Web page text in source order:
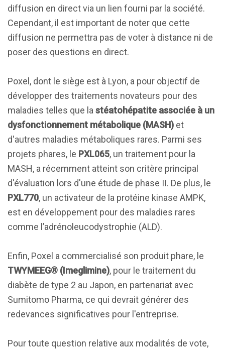
diffusion en direct via un lien fourni par la société.
Cependant, il est important de noter que cette
diffusion ne permettra pas de voter à distance ni de
poser des questions en direct.
Poxel, dont le siège est à Lyon, a pour objectif de
développer des traitements novateurs pour des
maladies telles que la stéatohépatite associée à un
dysfonctionnement métabolique (MASH) et
d'autres maladies métaboliques rares. Parmi ses
projets phares, le PXL065, un traitement pour la
MASH, a récemment atteint son critère principal
d'évaluation lors d'une étude de phase II. De plus, le
PXL770, un activateur de la protéine kinase AMPK,
est en développement pour des maladies rares
comme l’adrénoleucodystrophie (ALD).
Enfin, Poxel a commercialisé son produit phare, le
TWYMEEG® (Imeglimine), pour le traitement du
diabète de type 2 au Japon, en partenariat avec
Sumitomo Pharma, ce qui devrait générer des
redevances significatives pour l'entreprise.
Pour toute question relative aux modalités de vote,